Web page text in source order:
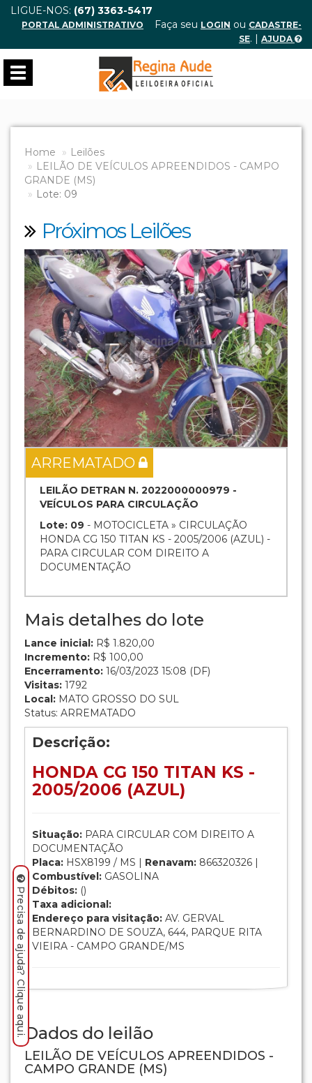
LIGUE-NOS: (67) 3363-5417
PORTAL ADMINISTRATIVO Faça seu LOGIN ou CADASTRE-
SE. | AJUDA
Toggle
navigation
Home
Leilões
LEILÃO DE VEÍCULOS APREENDIDOS - CAMPO
GRANDE (MS)
Lote: 09
Próximos Leilões
Previous Next
ARREMATADO
LEILÃO DETRAN N. 2022000000979 -
VEÍCULOS PARA CIRCULAÇÃO
Lote: 09 - MOTOCICLETA » CIRCULAÇÃO
HONDA CG 150 TITAN KS - 2005/2006 (AZUL) -
PARA CIRCULAR COM DIREITO A
DOCUMENTAÇÃO
Mais detalhes do lote
Lance inicial: R$ 1.820,00
Incremento: R$ 100,00
Encerramento: 16/03/2023 15:08 (DF)
Visitas: 1792
Local: MATO GROSSO DO SUL
Status: ARREMATADO
Descrição:
HONDA CG 150 TITAN KS -
2005/2006 (AZUL)
Situação: PARA CIRCULAR COM DIREITO A
DOCUMENTAÇÃO
Placa: HSX8199 / MS | Renavam: 866320326 |
Combustível: GASOLINA
Débitos: ()
Taxa adicional:
Endereço para visitação: AV. GERVAL
BERNARDINO DE SOUZA, 644, PARQUE RITA
VIEIRA - CAMPO GRANDE/MS
Dados do leilão
LEILÃO DE VEÍCULOS APREENDIDOS -
CAMPO GRANDE (MS)
Precisa de ajuda? Clique aqui.